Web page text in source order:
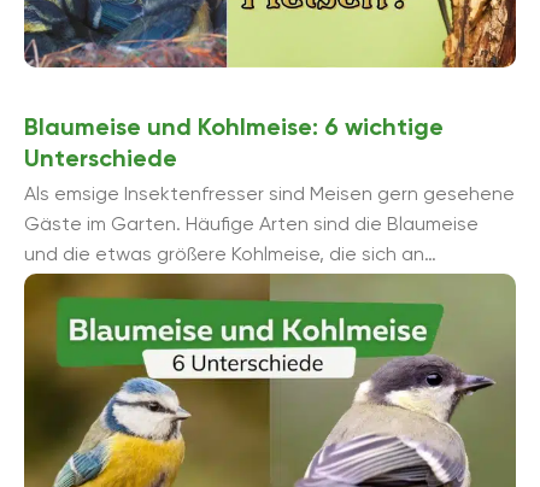
Blaumeise und Kohlmeise: 6 wichtige
Unterschiede
Als emsige Insektenfresser sind Meisen gern gesehene
Gäste im Garten. Häufige Arten sind die Blaumeise
und die etwas größere Kohlmeise, die sich an
verschiedenen Merkmalen voneinander unterscheiden.